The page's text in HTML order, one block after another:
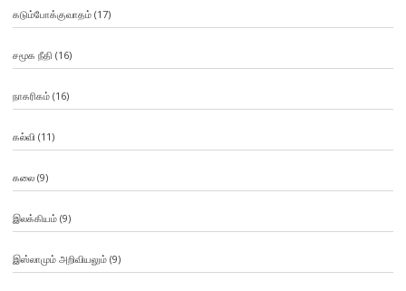
கடும்போக்குவாதம்(17)
சமூக நீதி (16)
நாகரிகம்(16)
கல்வி (11)
கலை(9)
இலக்கியம்(9)
இஸ்லாமும் அறிவியலும்(9)